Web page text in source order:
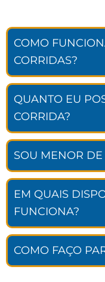
COMO
CORRIDAS?
QUANTO EU
CORRIDA?
SOU MENOR
EM QUAIS
FUNCIONA?
COMO FAÇO